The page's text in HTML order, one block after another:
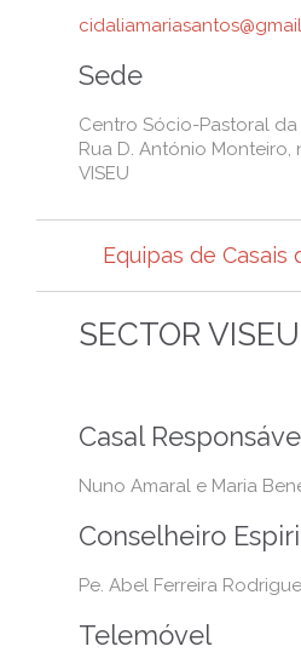
Sede
Centro Sócio-Pastoral da
Rua D. António Monteiro,
VISEU
Equipas de Casais
SECTOR VISEU
Casal
Nuno Amaral e Maria
Conselheiro
Pe. Abel Ferreira
Telemóvel